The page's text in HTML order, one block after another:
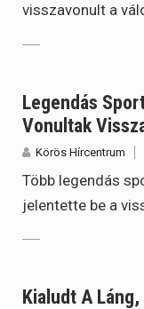
visszavonult a
Legendás
Vonultak
Körös Hírcentrum
Több legendás
jelentette be a
Kialudt A